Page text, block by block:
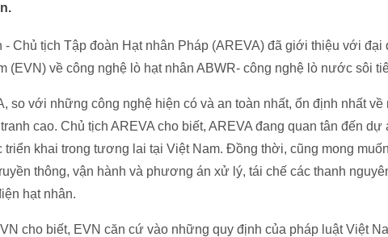
Chủ tịch Tập đoàn Hạt nhân Pháp (AREVA) đã giới thiệu với đại
(EVN) về công nghệ lò hạt nhân ABWR- công nghệ lò nước sôi
so với những công nghệ hiện có và an toàn nhất, ổn định nhất về
cao. Chủ tịch AREVA cho biết, AREVA đang quan tân đến dự
triển khai trong tương lai tại Việt Nam. Đồng thời, cũng mong
thông, vận hành và phương án xử lý, tái chế các thanh
hạt nhân.
cho biết, EVN căn cứ vào những quy định của pháp luật Việt